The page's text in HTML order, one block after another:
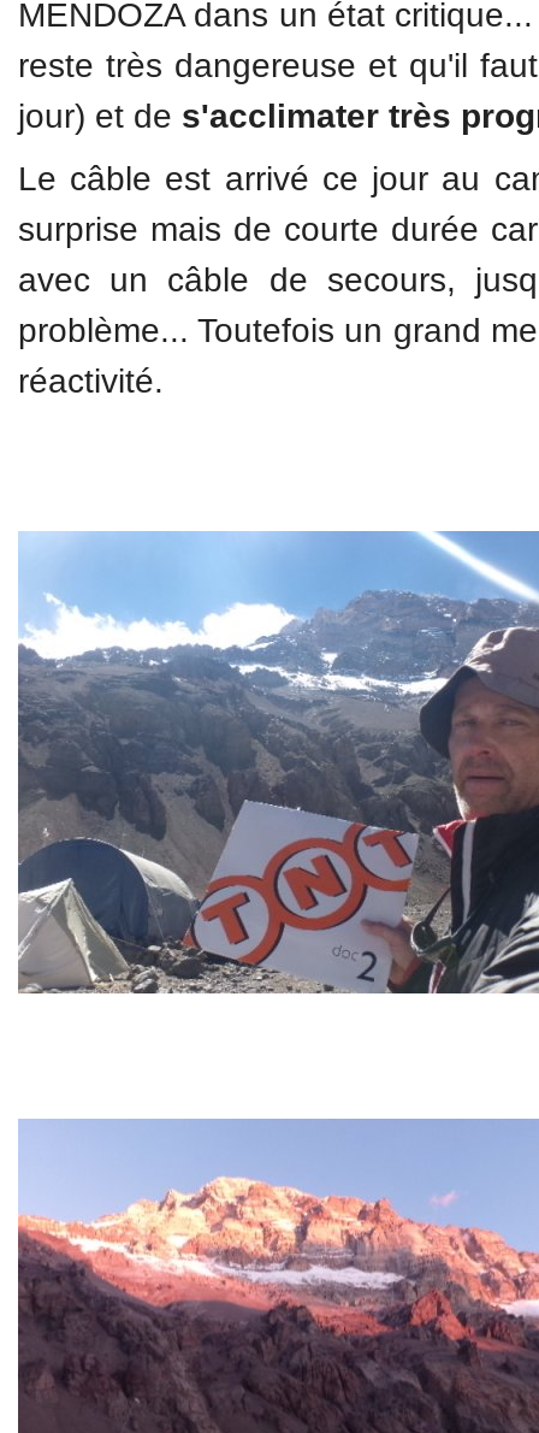
MENDOZA dans un état
reste très dangereuse et qu'il
jour) et de s'acclimater très
Le câble est arrivé ce jour au
surprise mais de courte durée
avec un câble de secours,
problème... Toutefois un grand
réactivité.